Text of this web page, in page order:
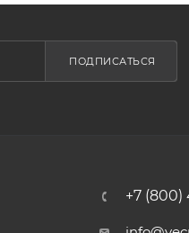
ПОДПИСАТЬСЯ
+7